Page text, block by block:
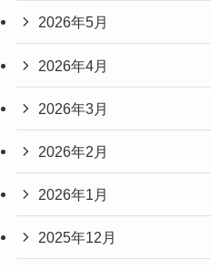
2026年5月
2026年4月
2026年3月
2026年2月
2026年1月
2025年12月